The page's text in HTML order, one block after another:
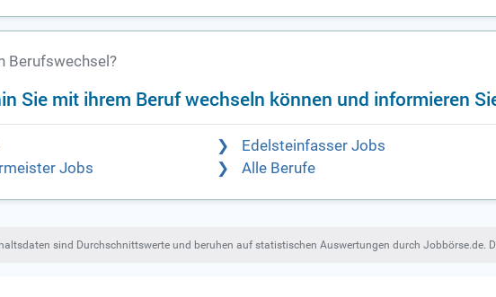
Berufswechsel?
Sie mit ihrem Beruf wechseln können und informieren
Edelsteinfasser Jobs
Jobs
Alle Berufe
sind Durchschnittswerte und beruhen auf statistischen Auswertungen durch Jobbörse.de.